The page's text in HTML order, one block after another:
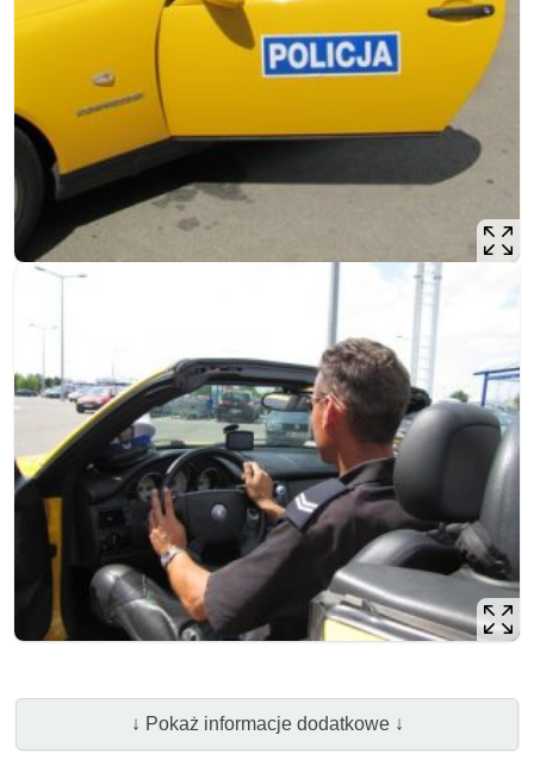
↓ Pokaż informacje dodatkowe ↓